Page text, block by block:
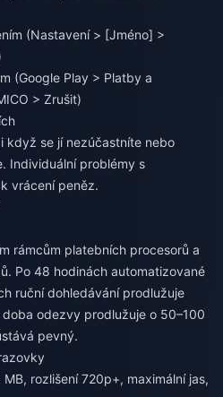
(Nastavení > [Jméno] >
(Google Play > Platby a
> Zrušit)
když se jí nezúčastníte nebo
Individuální problémy s
vrácení peněz.
rámcům platebních procesorů a
Po 48 hodinách automatizované
ruční dohledávání prodlužuje
odezvy prodlužuje o 50–100
pevný.
rozlišení 720p+, maximální jas,